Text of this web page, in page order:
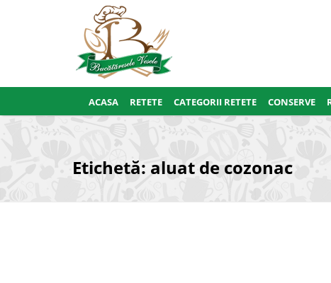
ACASA RETETE CATEGORII RETETE CONSERVE
Etichetă: aluat de cozonac